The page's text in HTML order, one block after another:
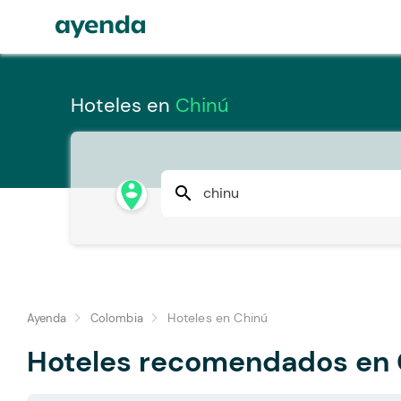
Hoteles en Chinú
person_pin_circle search
Ayenda Colombia Hoteles en Chinú
Hoteles recomendados en